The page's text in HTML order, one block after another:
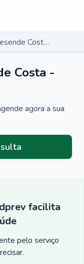
Geriatra em Resende Costa - MG
Costa -
agora a sua
facilita
pelo serviço